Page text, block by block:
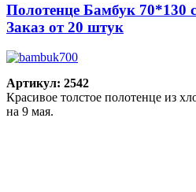
Полотенце Бамбук 70*130
Заказ от 20 штук
Артикул: 2542
Красивое толстое полотенце из
на 9 мая.